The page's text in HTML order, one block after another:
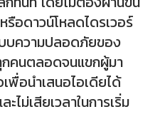
อดาวน์โหลดไดรเวอร์
บความปลอดภัยของ
คนตลอดจนแขกผู้มา
พื่อนำเสนอไอเดียได้
ไม่เสียเวลาในการเริ่ม